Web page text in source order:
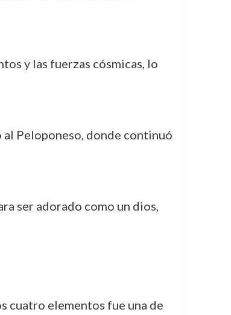
y las fuerzas cósmicas, lo
Peloponeso, donde continuó
ser adorado como un dios,
cuatro elementos fue una de